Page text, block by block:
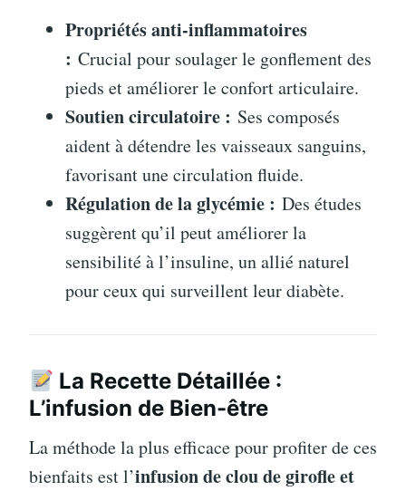
Propriétés anti-inflammatoires
: Crucial pour soulager le gonflement des
pieds et améliorer le confort articulaire.
Soutien circulatoire : Ses composés
aident à détendre les vaisseaux sanguins,
favorisant une circulation fluide.
Régulation de la glycémie : Des études
suggèrent qu’il peut améliorer la
sensibilité à l’insuline, un allié naturel
pour ceux qui surveillent leur diabète.
La Recette Détaillée :
L’infusion de Bien-être
La méthode la plus efficace pour profiter de ces
bienfaits est l’infusion de clou de girofle et